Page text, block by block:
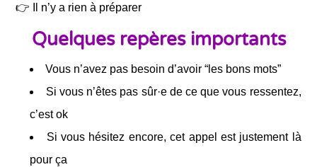
👉 Il n’y a rien à préparer
Quelques repères importants
Vous n’avez pas besoin d’avoir “les bons mots”
Si vous n’êtes pas sûr·e de ce que vous ressentez,
c’est ok
Si vous hésitez encore, cet appel est justement là
pour ça